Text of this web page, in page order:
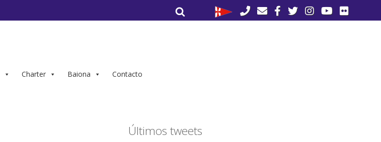
por:
Charter Baiona Contacto
Últimos tweets